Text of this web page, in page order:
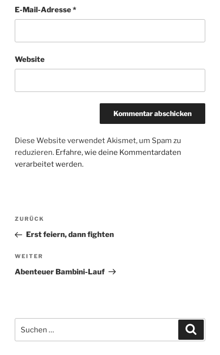
E-Mail-Adresse*
Website
Diese Website verwendet Akismet, um Spam zu
reduzieren. Erfahre, wie deine Kommentardaten
verarbeitet werden.
Beitragsnavigation
Vorheriger
Beitrag
ZURÜCK
Erst feiern, dann fighten
Nächster
Beitrag
WEITER
Abenteuer Bambini-Lauf
nach: